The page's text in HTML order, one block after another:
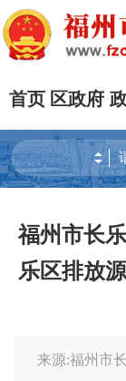
首页 区政府
福州市长
乐区排放
来源:福州市